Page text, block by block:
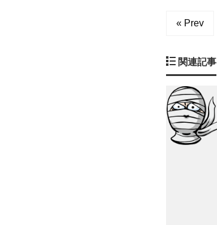
髭
老
人。
こ
« Prev
関連記事